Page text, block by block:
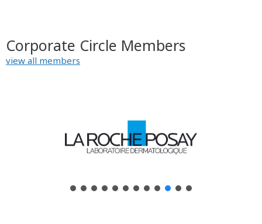
Corporate Circle Members
view all members